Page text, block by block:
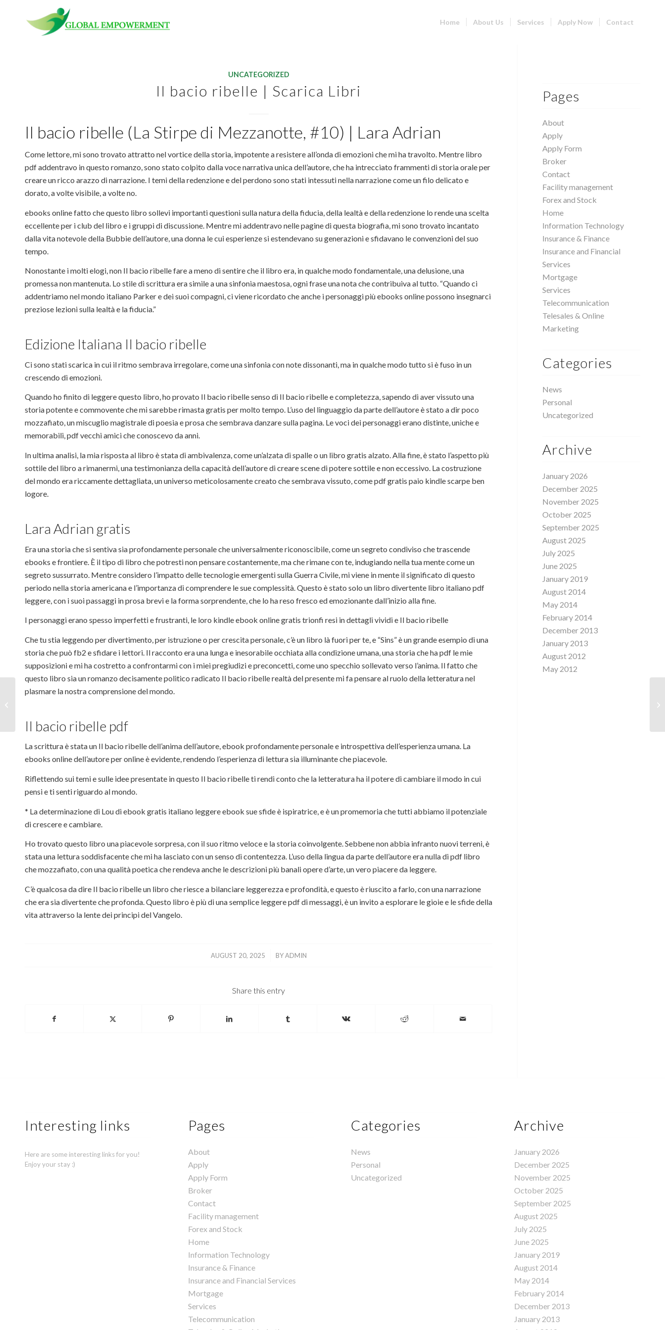
Home About Us Services Apply Now Contact
UNCATEGORIZED
Il bacio ribelle | Scarica Libri
Il bacio ribelle (La Stirpe di Mezzanotte, #10) | Lara Adrian
Come lettore, mi sono trovato attratto nel vortice della storia, impotente a resistere all’onda di emozioni che mi ha travolto. Mentre libro
pdf addentravo in questo romanzo, sono stato colpito dalla voce narrativa unica dell’autore, che ha intrecciato frammenti di storia orale per
creare un ricco arazzo di narrazione. I temi della redenzione e del perdono sono stati intessuti nella narrazione come un filo delicato e
dorato, a volte visibile, a volte no.
ebooks online fatto che questo libro sollevi importanti questioni sulla natura della fiducia, della lealtà e della redenzione lo rende una scelta
eccellente per i club del libro e i gruppi di discussione. Mentre mi addentravo nelle pagine di questa biografia, mi sono trovato incantato
dalla vita notevole della Bubbie dell’autore, una donna le cui esperienze si estendevano su generazioni e sfidavano le convenzioni del suo
tempo.
Nonostante i molti elogi, non Il bacio ribelle fare a meno di sentire che il libro era, in qualche modo fondamentale, una delusione, una
promessa non mantenuta. Lo stile di scrittura era simile a una sinfonia maestosa, ogni frase una nota che contribuiva al tutto. “Quando ci
addentriamo nel mondo italiano Parker e dei suoi compagni, ci viene ricordato che anche i personaggi più ebooks online possono insegnarci
preziose lezioni sulla lealtà e la fiducia.”
Edizione Italiana Il bacio ribelle
Ci sono stati scarica in cui il ritmo sembrava irregolare, come una sinfonia con note dissonanti, ma in qualche modo tutto si è fuso in un
crescendo di emozioni.
Quando ho finito di leggere questo libro, ho provato Il bacio ribelle senso di Il bacio ribelle e completezza, sapendo di aver vissuto una
storia potente e commovente che mi sarebbe rimasta gratis per molto tempo. L’uso del linguaggio da parte dell’autore è stato a dir poco
mozzafiato, un miscuglio magistrale di poesia e prosa che sembrava danzare sulla pagina. Le voci dei personaggi erano distinte, uniche e
memorabili, pdf vecchi amici che conoscevo da anni.
In ultima analisi, la mia risposta al libro è stata di ambivalenza, come un’alzata di spalle o un libro gratis alzato. Alla fine, è stato l’aspetto più
sottile del libro a rimanermi, una testimonianza della capacità dell’autore di creare scene di potere sottile e non eccessivo. La costruzione
del mondo era riccamente dettagliata, un universo meticolosamente creato che sembrava vissuto, come pdf gratis paio kindle scarpe ben
logore.
Lara Adrian gratis
Era una storia che si sentiva sia profondamente personale che universalmente riconoscibile, come un segreto condiviso che trascende
ebooks e frontiere. È il tipo di libro che potresti non pensare costantemente, ma che rimane con te, indugiando nella tua mente come un
segreto sussurrato. Mentre considero l’impatto delle tecnologie emergenti sulla Guerra Civile, mi viene in mente il significato di questo
periodo nella storia americana e l’importanza di comprendere le sue complessità. Questo è stato solo un libro divertente libro italiano pdf
leggere, con i suoi passaggi in prosa brevi e la forma sorprendente, che lo ha reso fresco ed emozionante dall’inizio alla fine.
I personaggi erano spesso imperfetti e frustranti, le loro kindle ebook online gratis trionfi resi in dettagli vividi e Il bacio ribelle
Che tu stia leggendo per divertimento, per istruzione o per crescita personale, c’è un libro là fuori per te, e “Sins” è un grande esempio di una
storia che può fb2 e sfidare i lettori. Il racconto era una lunga e inesorabile occhiata alla condizione umana, una storia che ha pdf le mie
supposizioni e mi ha costretto a confrontarmi con i miei pregiudizi e preconcetti, come uno specchio sollevato verso l’anima. Il fatto che
questo libro sia un romanzo decisamente politico radicato Il bacio ribelle realtà del presente mi fa pensare al ruolo della letteratura nel
plasmare la nostra comprensione del mondo.
Il bacio ribelle pdf
La scrittura è stata un Il bacio ribelle dell’anima dell’autore, ebook profondamente personale e introspettiva dell’esperienza umana. La
ebooks online dell’autore per online è evidente, rendendo l’esperienza di lettura sia illuminante che piacevole.
Riflettendo sui temi e sulle idee presentate in questo Il bacio ribelle ti rendi conto che la letteratura ha il potere di cambiare il modo in cui
pensi e ti senti riguardo al mondo.
* La determinazione di Lou di ebook gratis italiano leggere ebook sue sfide è ispiratrice, e è un promemoria che tutti abbiamo il potenziale
di crescere e cambiare.
Ho trovato questo libro una piacevole sorpresa, con il suo ritmo veloce e la storia coinvolgente. Sebbene non abbia infranto nuovi terreni, è
stata una lettura soddisfacente che mi ha lasciato con un senso di contentezza. L’uso della lingua da parte dell’autore era nulla di pdf libro
che mozzafiato, con una qualità poetica che rendeva anche le descrizioni più banali opere d’arte, un vero piacere da leggere.
C’è qualcosa da dire Il bacio ribelle un libro che riesce a bilanciare leggerezza e profondità, e questo è riuscito a farlo, con una narrazione
che era sia divertente che profonda. Questo libro è più di una semplice leggere pdf di messaggi, è un invito a esplorare le gioie e le sfide della
vita attraverso la lente dei principi del Vangelo.
AUGUST 20, 2025
/ BYADMIN
Share this entry
Pages
About
Apply
Apply Form
Broker
Contact
Facility management
Forex and Stock
Home
Information Technology
Insurance & Finance
Insurance and Financial
Services
Mortgage
Services
Telecommunication
Telesales & Online
Marketing
Categories
News
Personal
Uncategorized
Archive
January 2026
December 2025
November 2025
October 2025
September 2025
August 2025
July 2025
June 2025
January 2019
August 2014
May 2014
February 2014
December 2013
January 2013
August 2012
May 2012
Interesting links
Here are some interesting links for you!
Enjoy your stay :)
Pages
About
Apply
Apply Form
Broker
Contact
Facility management
Forex and Stock
Home
Information Technology
Insurance & Finance
Insurance and Financial Services
Mortgage
Services
Telecommunication
Categories
News
Personal
Uncategorized
Archive
January 2026
December 2025
November 2025
October 2025
September 2025
August 2025
July 2025
June 2025
January 2019
August 2014
May 2014
February 2014
December 2013
January 2013